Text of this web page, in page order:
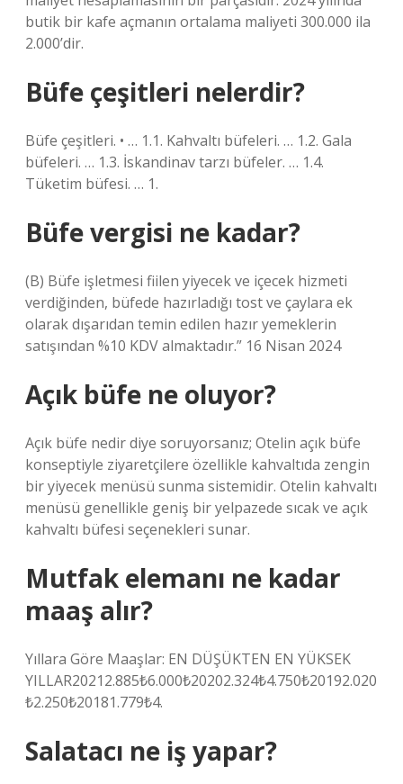
butik bir kafe açmanın ortalama maliyeti 300.000 ila
2.000’dir.
Büfe çeşitleri nelerdir?
Büfe çeşitleri. • … 1.1. Kahvaltı büfeleri. … 1.2. Gala
büfeleri. … 1.3. İskandinav tarzı büfeler. … 1.4.
Tüketim büfesi. … 1.
Büfe vergisi ne kadar?
(B) Büfe işletmesi fiilen yiyecek ve içecek hizmeti
verdiğinden, büfede hazırladığı tost ve çaylara ek
olarak dışarıdan temin edilen hazır yemeklerin
satışından %10 KDV almaktadır.” 16 Nisan 2024
Açık büfe ne oluyor?
Açık büfe nedir diye soruyorsanız; Otelin açık büfe
konseptiyle ziyaretçilere özellikle kahvaltıda zengin
bir yiyecek menüsü sunma sistemidir. Otelin kahvaltı
menüsü genellikle geniş bir yelpazede sıcak ve açık
kahvaltı büfesi seçenekleri sunar.
Mutfak elemanı ne kadar
maaş alır?
Yıllara Göre Maaşlar: EN DÜŞÜKTEN EN YÜKSEK
YILLAR20212.885₺6.000₺20202.324₺4.750₺20192.020
₺2.250₺20181.779₺4.
Salatacı ne iş yapar?